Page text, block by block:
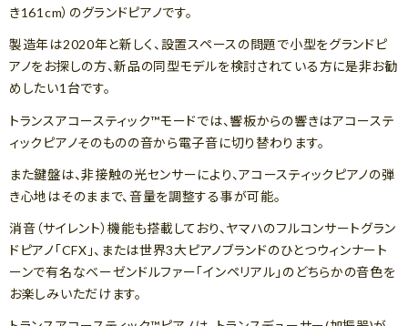
き161cm）のグランドピアノです。
製造年は2020年と新しく、設置スペースの問題で小型をグランドピ
アノをお探しの方、新品の同型モデルを検討されている方に是非お勧
めしたい1台です。
トランスアコースティック™モードでは、響板からの響きはアコーステ
ィックピアノそのものの音から電子音に切り替わります。
また鍵盤は、非接触の光センサーにより、アコースティックピアノの弾
き心地はそのままで、音量を調整する事が可能。
消音（サイレント）機能も搭載しており、ヤマハのフルコンサートグラン
ドピアノ「CFX」、または世界3大ピアノブランドのひとつウィンナート
ーンで有名なベーゼンドルファー「インペリアル」のどちらかの音色を
お楽しみいただけます。